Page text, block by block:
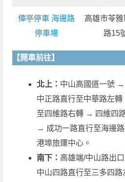
俥亭停車 海邊路
停車場
高雄市苓
路15
【開車前往】
北上： 中山高國道一號
中正路直行至中華路左
至四維路右轉 → 四維四
→ 成功一路直行至海邊
港埠旅運中心。
南下： 高雄端/中山路出
中山四路直行至三多四